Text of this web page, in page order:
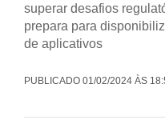
superar desafios
prepara para
de aplicativos
PUBLICADO 01/02/2024 ÀS